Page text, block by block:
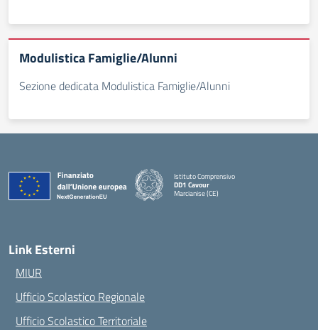
Modulistica Famiglie/Alunni
Sezione dedicata Modulistica Famiglie/Alunni
Istituto Comprensivo
DD1 Cavour
Marcianise (CE)
Link Esterni
MIUR
Ufficio Scolastico Regionale
Ufficio Scolastico Territoriale